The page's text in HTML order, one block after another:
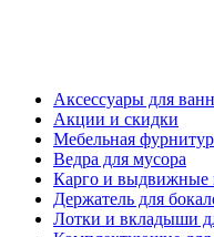
Аксессуары для
Акции и скидки
Мебельная
Ведра для мусора
Карго и выдвижные
Держатель для
Лотки и вкладыши